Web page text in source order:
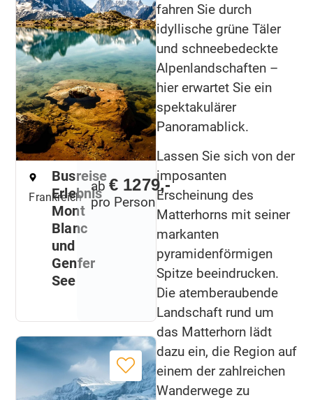
Frankreich
Busreise
Erlebnis
Mont
Blanc
und
Genfer
See
ab € 1279,-
pro Person
fahren Sie durch
idyllische grüne Täler
und schneebedeckte
Alpenlandschaften –
hier erwartet Sie ein
spektakulärer
Panoramablick.
Lassen Sie sich von der
imposanten
Erscheinung des
Matterhorns mit seiner
markanten
pyramidenförmigen
Spitze beeindrucken.
Die atemberaubende
Landschaft rund um
das Matterhorn lädt
dazu ein, die Region auf
einem der zahlreichen
Wanderwege zu